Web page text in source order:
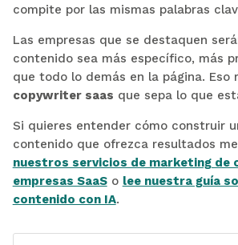
compite por las mismas palabras
Las empresas que se destaquen
contenido sea más específico, más
que todo lo demás en la página. Eso
copywriter saas que sepa lo que
Si quieres entender cómo construir
contenido que ofrezca resultados
nuestros servicios de marketing de
empresas SaaSo lee nuestra guía
contenido con IA.